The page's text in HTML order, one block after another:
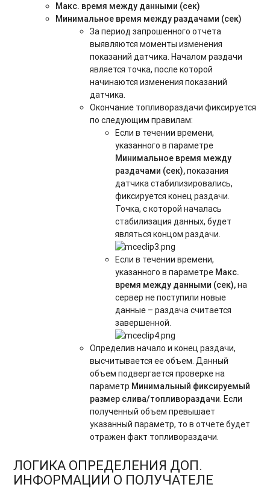
Макс. время между данными (сек)
Минимальное время между раздачами (сек)
За период запрошенного отчета
выявляются моменты изменения
показаний датчика. Началом раздачи
является точка, после которой
начинаются изменения показаний
датчика.
Окончание топливораздачи фиксируется
по следующим правилам:
Если в течении времени,
указанного в параметре
Минимальное время между
раздачами (сек),показания
датчика стабилизировались,
фиксируется конец раздачи.
Точка, с которой началась
стабилизация данных, будет
являться концом раздачи.
Если в течении времени,
указанного в параметре Макс.
время между данными (сек),на
сервер не поступили новые
данные – раздача считается
завершенной.
Определив начало и конец раздачи,
высчитывается ее объем. Данный
объем подвергается проверке на
параметр Минимальный фиксируемый
размер слива/топливораздачи. Если
полученный объем превышает
указанный параметр, то в отчете будет
отражен факт топливораздачи.
ЛОГИКА ОПРЕДЕЛЕНИЯ ДОП.
ИНФОРМАЦИИ О ПОЛУЧАТЕЛЕ